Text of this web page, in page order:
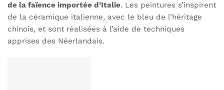
de la faïence importée d’Italie. Les peintures s’inspirent
de la céramique italienne, avec le bleu de l’héritage
chinois, et sont réalisées à l’aide de techniques
apprises des Néerlandais.